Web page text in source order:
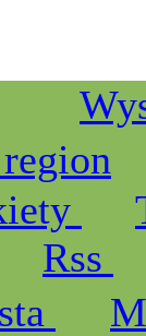
Rss